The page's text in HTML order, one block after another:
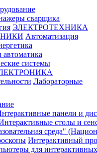
сварщика
ЭЛЕКТРОТЕХНИКА
Автоматизация
автоматика
системы
Лабораторные
панели и
столы и
среда"
Интерактивный
для